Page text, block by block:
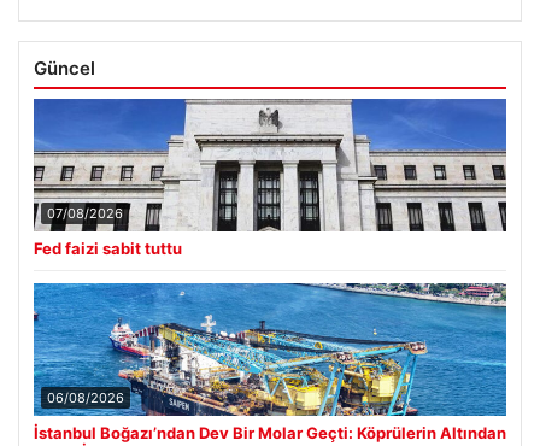
Güncel
07/08/2026
Fed faizi sabit tuttu
06/08/2026
İstanbul Boğazı’ndan Dev Bir Molar Geçti: Köprülerin Altından